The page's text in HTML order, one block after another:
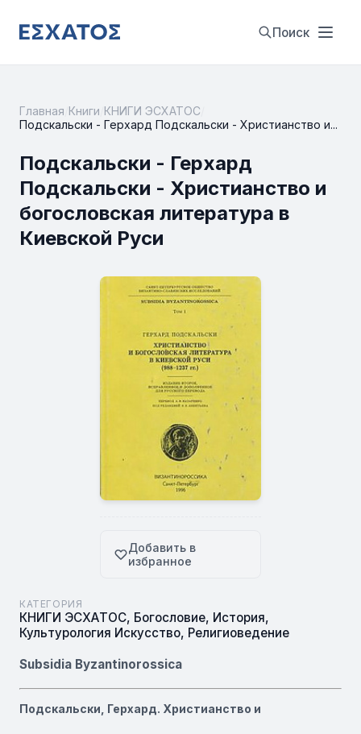
Поиск
Главная Книги КНИГИ ЭСХАТОС
Подскальски - Герхард Подскальски - Христианство и...
Подскальски - Герхард
Подскальски - Христианство и
богословская литература в
Киевской Руси
Добавить в
избранное
КАТЕГОРИЯ
КНИГИ ЭСХАТОС, Богословие, История,
Культурология Искусство, Религиоведение
Subsidia Byzantinorossica
Подскальски, Герхард. Христианство и